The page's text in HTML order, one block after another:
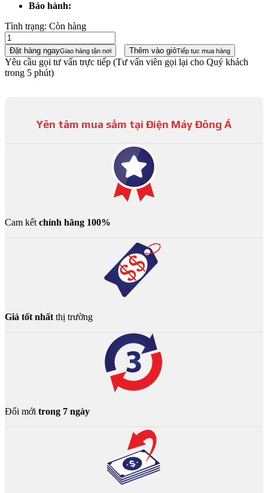
Bảo hành:
Tình trạng: Còn hàng
Đặt hàng ngayGiao hàng tận nơi Thêm vào giỏTiếp tục mua hàng
Yêu cầu gọi tư vấn trực tiếp (Tư vấn viên gọi lại cho Quý khách
trong 5 phút)
Yên tâm mua sắm tại Điện Máy Đông Á
Cam kết chính hãng 100%
Giá tốt nhất thị trường
Đổi mới trong 7 ngày